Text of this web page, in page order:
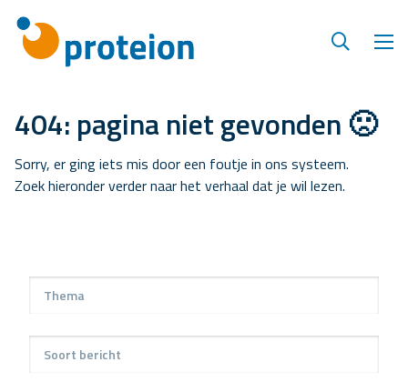
404: pagina niet gevonden 🙁
Sorry, er ging iets mis door een foutje in ons systeem.
Zoek hieronder verder naar het verhaal dat je wil lezen.